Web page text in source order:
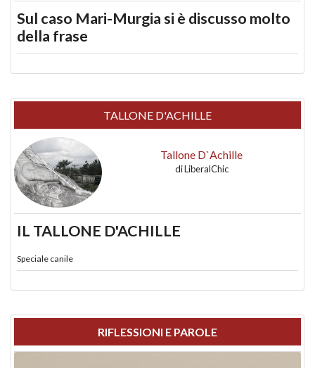
Sul caso Mari-Murgia si è discusso molto
della frase
TALLONE D'ACHILLE
Tallone D`Achille
diLiberalChic
IL TALLONE D'ACHILLE
Speciale canile
RIFLESSIONI E PAROLE